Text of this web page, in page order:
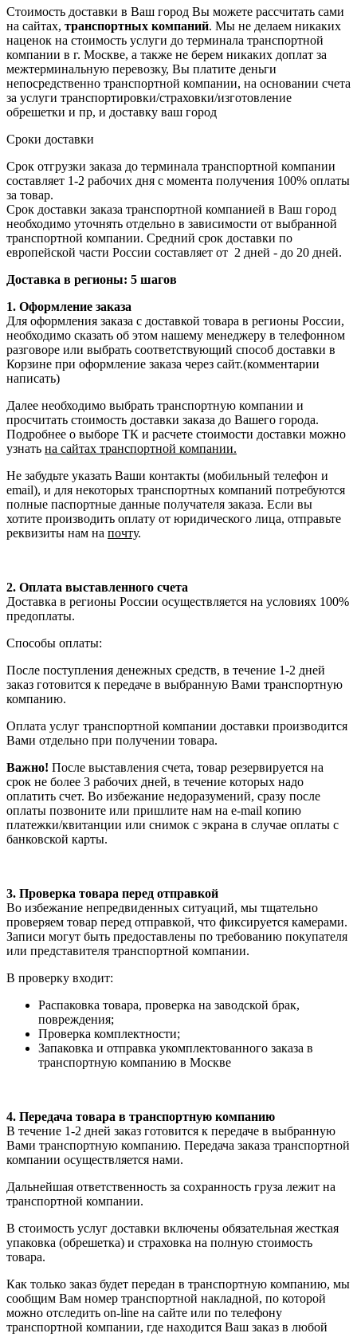
Стоимость доставки в Ваш город Вы можете рассчитать сами
на сайтах, транспортных компаний. Мы не делаем никаких
наценок на стоимость услуги до терминала транспортной
компании в г. Москве, а также не берем никаких доплат за
межтерминальную перевозку, Вы платите деньги
непосредственно транспортной компании, на основании счета
за услуги транспортировки/страховки/изготовление
обрешетки и пр, и доставку ваш город
Сроки доставки
Срок отгрузки заказа до терминала транспортной компании
составляет 1-2 рабочих дня с момента получения 100% оплаты
за товар.
Срок доставки заказа транспортной компанией в Ваш город
необходимо уточнять отдельно в зависимости от выбранной
транспортной компании. Средний срок доставки по
европейской части России составляет от 2 дней - до 20 дней.
Доставка в регионы: 5 шагов
1. Оформление заказа
Для оформления заказа с доставкой товара в регионы России,
необходимо сказать об этом нашему менеджеру в телефонном
разговоре или выбрать соответствующий способ доставки в
Корзине при оформление заказа через сайт.(комментарии
написать)
Далее необходимо выбрать транспортную компании и
просчитать стоимость доставки заказа до Вашего города.
Подробнее о выборе ТК и расчете стоимости доставки можно
узнать на сайтах транспортной компании.
Не забудьте указать Ваши контакты (мобильный телефон и
email), и для некоторых транспортных компаний потребуются
полные паспортные данные получателя заказа. Если вы
хотите производить оплату от юридического лица, отправьте
реквизиты нам на почту.
2. Оплата выставленного счета
Доставка в регионы России осуществляется на условиях 100%
предоплаты.
Способы оплаты:
После поступления денежных средств, в течение 1-2 дней
заказ готовится к передаче в выбранную Вами транспортную
компанию.
Оплата услуг транспортной компании доставки производится
Вами отдельно при получении товара.
Важно! После выставления счета, товар резервируется на
срок не более 3 рабочих дней, в течение которых надо
оплатить счет. Во избежание недоразумений, сразу после
оплаты позвоните или пришлите нам на e-mail копию
платежки/квитанции или снимок с экрана в случае оплаты с
банковской карты.
3. Проверка товара перед отправкой
Во избежание непредвиденных ситуаций, мы тщательно
проверяем товар перед отправкой, что фиксируется камерами.
Записи могут быть предоставлены по требованию покупателя
или представителя транспортной компании.
В проверку входит:
Распаковка товара, проверка на заводской брак,
повреждения;
Проверка комплектности;
Запаковка и отправка укомплектованного заказа в
транспортную компанию в Москве
4. Передача товара в транспортную компанию
В течение 1-2 дней заказ готовится к передаче в выбранную
Вами транспортную компанию. Передача заказа транспортной
компании осуществляется нами.
Дальнейшая ответственность за сохранность груза лежит на
транспортной компании.
В стоимость услуг доставки включены обязательная жесткая
упаковка (обрешетка) и страховка на полную стоимость
товара.
Как только заказ будет передан в транспортную компанию, мы
сообщим Вам номер транспортной накладной, по которой
можно отследить on-line на сайте или по телефону
транспортной компании, где находится Ваш заказ в любой